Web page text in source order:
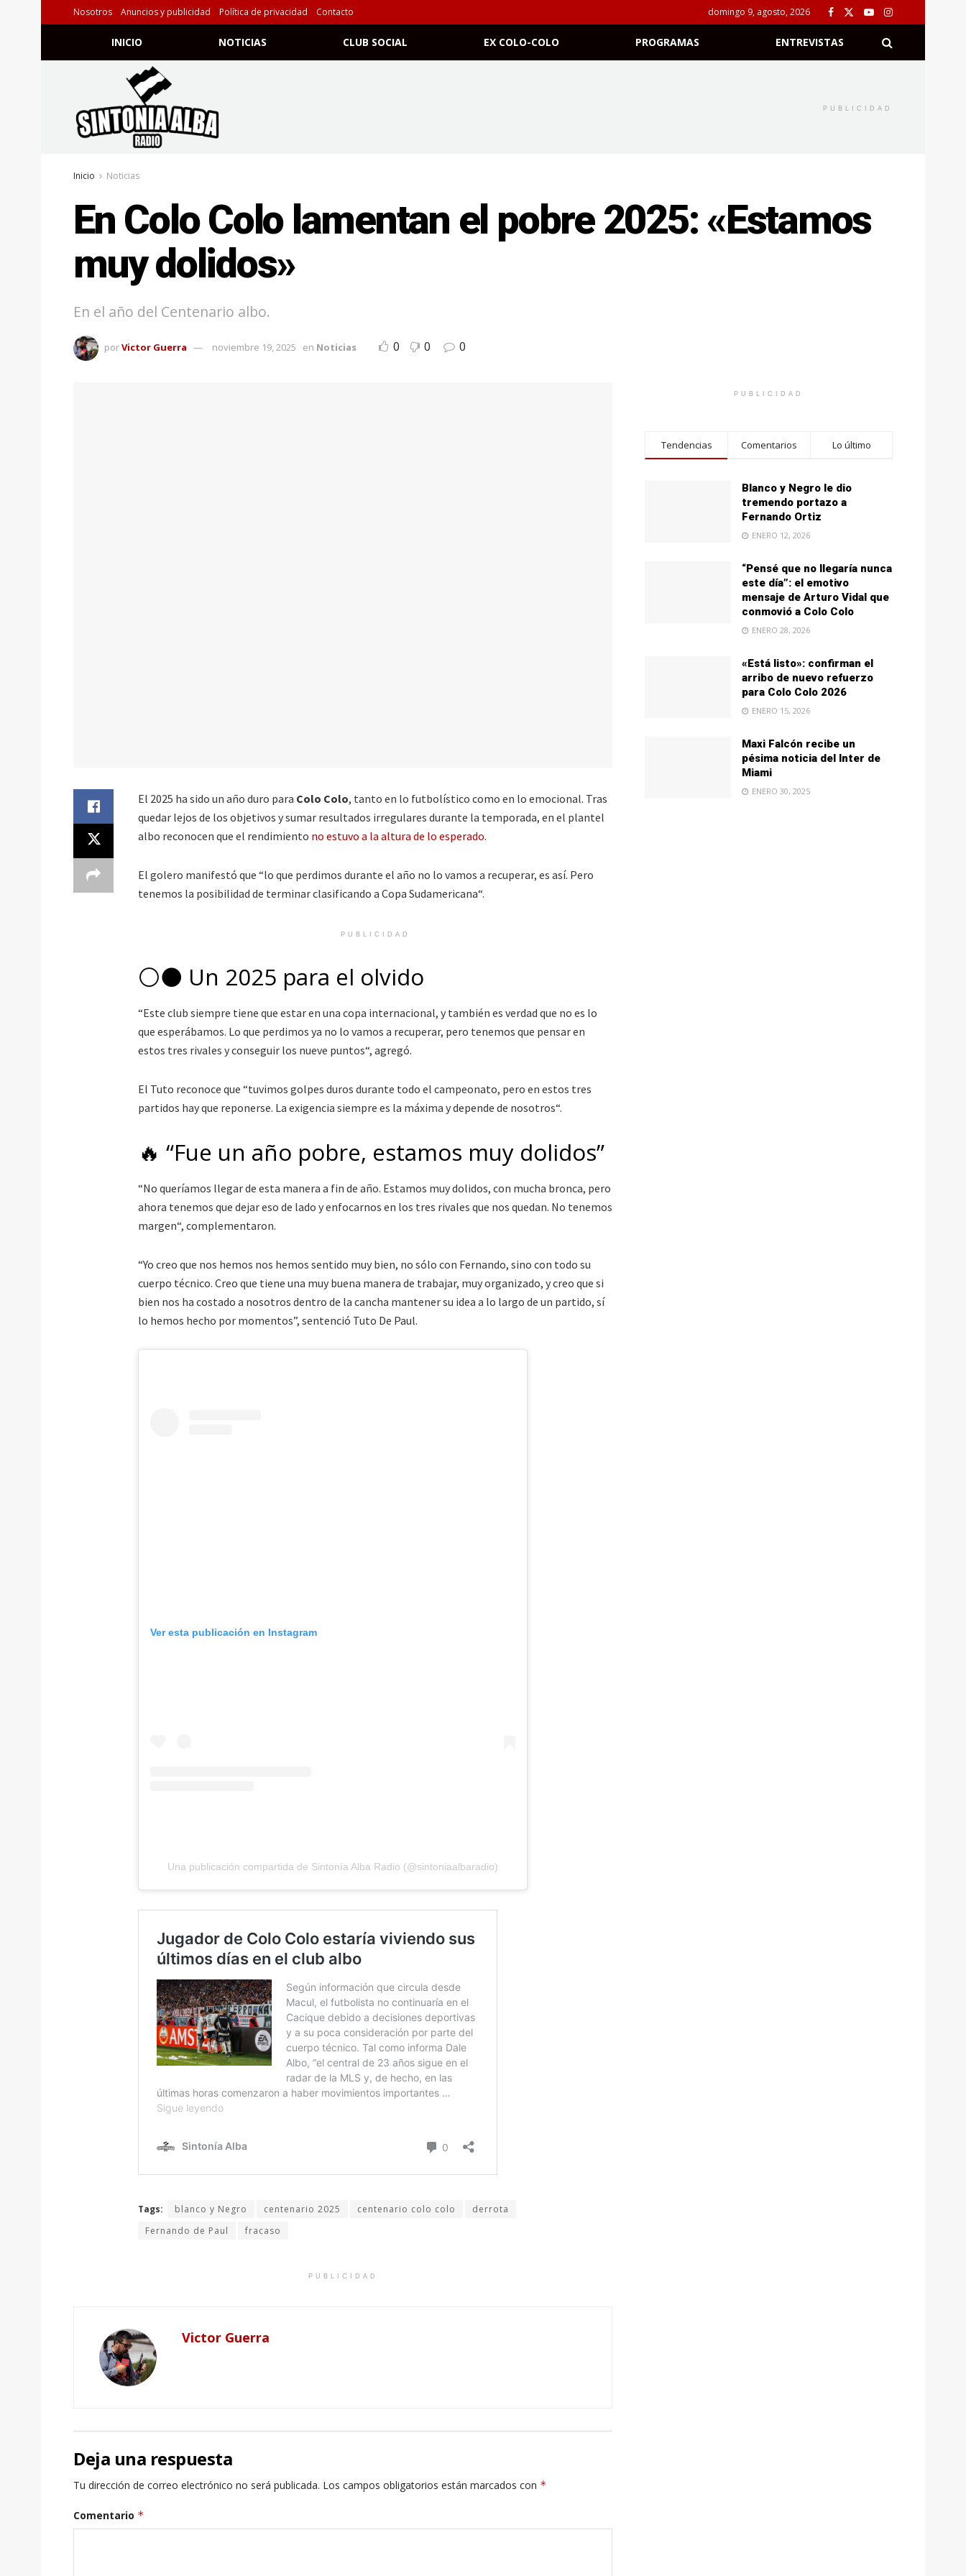
Nosotros Anuncios y publicidad Política de privacidad Contacto domingo 9, agosto, 2026
INICIO NOTICIAS CLUB SOCIAL EX COLO-COLO PROGRAMAS ENTREVISTAS
PUBLICIDAD
Inicio Noticias
En Colo Colo lamentan el pobre 2025: «Estamos
muy dolidos»
En el año del Centenario albo.
porVictor Guerra noviembre 19, 2025 en Noticias 0 0 0
El 2025 ha sido un año duro para Colo Colo, tanto en lo futbolístico como en lo emocional. Tras
quedar lejos de los objetivos y sumar resultados irregulares durante la temporada, en el plantel
albo reconocen que el rendimiento no estuvo a la altura de lo esperado.
El golero manifestó que “lo que perdimos durante el año no lo vamos a recuperar, es así. Pero
tenemos la posibilidad de terminar clasificando a Copa Sudamericana“.
PUBLICIDAD
⚪️⚫️ Un 2025 para el olvido
“Este club siempre tiene que estar en una copa internacional, y también es verdad que no es lo
que esperábamos. Lo que perdimos ya no lo vamos a recuperar, pero tenemos que pensar en
estos tres rivales y conseguir los nueve puntos“, agregó.
El Tuto reconoce que “tuvimos golpes duros durante todo el campeonato, pero en estos tres
partidos hay que reponerse. La exigencia siempre es la máxima y depende de nosotros“.
🔥 “Fue un año pobre, estamos muy dolidos”
“No queríamos llegar de esta manera a fin de año. Estamos muy dolidos, con mucha bronca, pero
ahora tenemos que dejar eso de lado y enfocarnos en los tres rivales que nos quedan. No tenemos
margen“, complementaron.
“Yo creo que nos hemos nos hemos sentido muy bien, no sólo con Fernando, sino con todo su
cuerpo técnico. Creo que tiene una muy buena manera de trabajar, muy organizado, y creo que si
bien nos ha costado a nosotros dentro de la cancha mantener su idea a lo largo de un partido, sí
lo hemos hecho por momentos”, sentenció Tuto De Paul.
Ver esta publicación en Instagram
Una publicación compartida de Sintonía Alba Radio (@sintoniaalbaradio)
Tags: blanco y Negro centenario 2025 centenario colo colo
derrota
Fernando de Paul
fracaso
PUBLICIDAD
Victor Guerra
Deja una respuesta
Tu dirección de correo electrónico no será publicada. Los campos obligatorios están marcados con *
Comentario *
PUBLICIDAD
Tendencias Comentarios Lo último
Blanco y Negro le dio
tremendo portazo a
Fernando Ortiz
ENERO 12, 2026
“Pensé que no llegaría nunca
este día”: el emotivo
mensaje de Arturo Vidal que
conmovió a Colo Colo
ENERO 28, 2026
«Está listo»: confirman el
arribo de nuevo refuerzo
para Colo Colo 2026
ENERO 15, 2026
Maxi Falcón recibe un
pésima noticia del Inter de
Miami
ENERO 30, 2025